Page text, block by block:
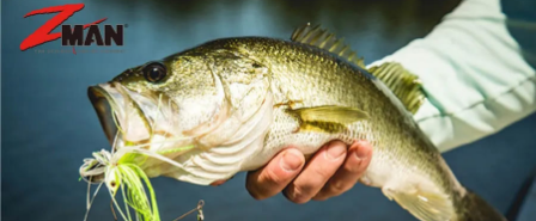
2.付款方式選擇「大哥付你分期」，訂單成立後會自動跳轉到大哥付的交易
流程，驗證手機門號後，選擇欲分期的期數、繳款截止日，確認付款後即完
成交易。
3.實際核准額度、可分期數及費用金額請依後續交易確認頁面所載為準。
4.訂單成立30分鐘內，如未前往確認交易或遇審核未通過，訂單將自動取
消。如遇「轉專審核」未通過狀況，表示未達大哥付你分期系統評分，恕無
法說明評估內容。
【繳款方式說明】
1.分期款項不併入電信帳單，「大哥付你分期」於每月結算日後寄送繳費提
相關說明
【關於「AFTEE先享後付」】
AFTEE先享後付是「在收到商品之後才付款」的支付方式。 讓您購物簡單
便利好安心！
１．簡單：不需註冊會員、不需綁卡、不需儲值。
２．便利：只要手機號碼，簡訊認證，即可結帳。
３．安心：先確認商品／服務後，再付款。
【「AFTEE先享後付」結帳流程】
１．於結帳方式選擇「AFTEE先享後付」後，將跳轉至「AFTEE先享後付」
ATM付款
運送方式
全家取貨付款